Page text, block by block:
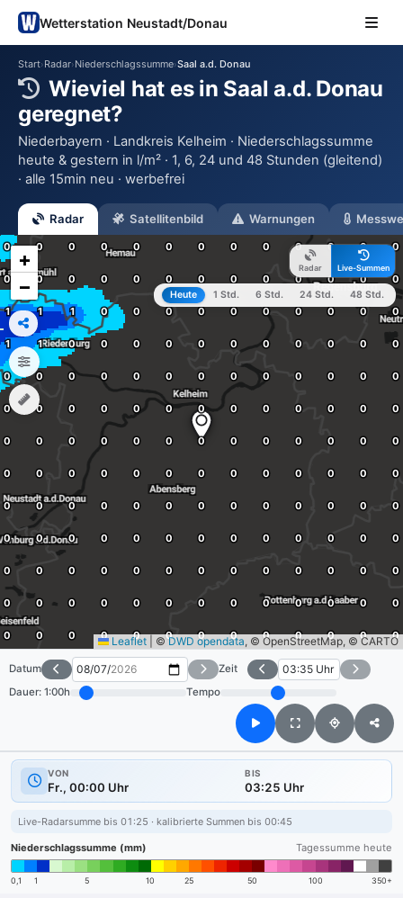
Wetterstation Neustadt/Donau
Start›Radar›Niederschlagssumme›Saal a.d. Donau
Wieviel hat es in Saal a.d. Donau
geregnet?
Niederbayern · Landkreis Kelheim · Niederschlagssumme
heute & gestern in l/m² · 1, 6, 24 und 48 Stunden (gleitend)
· alle 15min neu · werbefrei
Radar Satellitenbild Warnungen
Radar Live-Summen
Heute 1 Std. 6 Std. 24 Std. 48 Std.
+
−
Leaflet ©DWD opendata, © OpenStreetMap, © CARTO
Datum
Zeit
Dauer: 1:00h Tempo
VON
Fr., 00:00 Uhr
BIS
03:25 Uhr
Live-Radarsumme bis 01:25 · kalibrierte Summen bis 00:45
Niederschlagssumme (mm) Tagessumme heute
0,1 1 5 10 25 50 100 350+